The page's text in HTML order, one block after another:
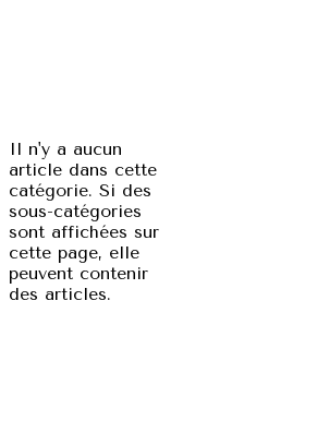
Il n'y a aucun
article dans cette
catégorie. Si des
sous-catégories
sont affichées sur
cette page, elle
peuvent contenir
des articles.